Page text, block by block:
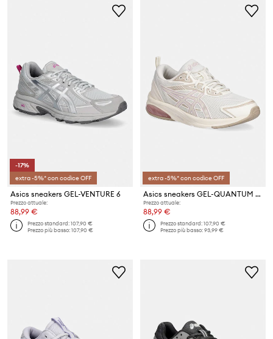
-17%
extra -5%* con codice OFF
Asics sneakers GEL-VENTURE 6
Prezzo attuale:
88,99 €
Prezzo standard:107,90 €
Prezzo più basso:107,90 €
extra -5%* con codice OFF
Asics sneakers GEL-QUANTUM KEI
Prezzo attuale:
88,99 €
Prezzo standard:107,90 €
Prezzo più basso:93,99 €